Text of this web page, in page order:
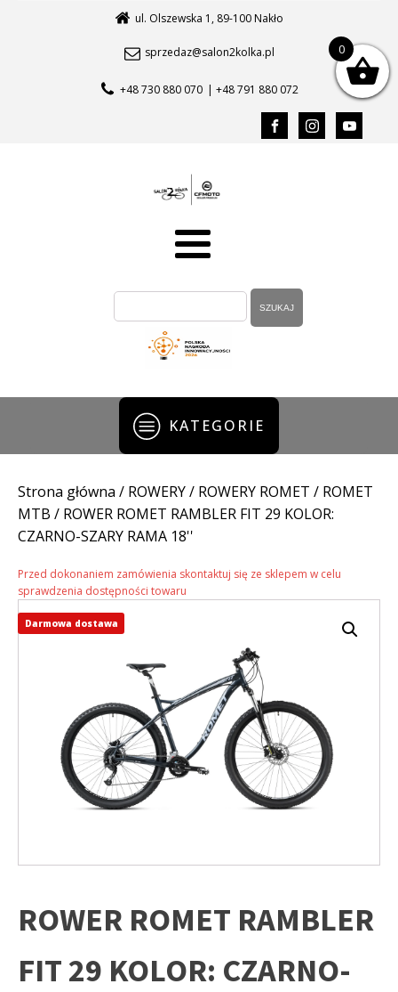
ul. Olszewska 1, 89-100 Nakło
sprzedaz@salon2kolka.pl
+48 730 880 070 | +48 791 880 072
KATEGORIE
Strona główna / ROWERY/ ROWERY ROMET / ROMET
MTB / ROWER ROMET RAMBLER FIT 29 KOLOR:
CZARNO-SZARY RAMA 18''
Przed dokonaniem zamówienia skontaktuj się ze sklepem w celu
sprawdzenia dostępności towaru
ROWER ROMET RAMBLER
FIT 29 KOLOR: CZARNO-
Darmowa dostawa
0